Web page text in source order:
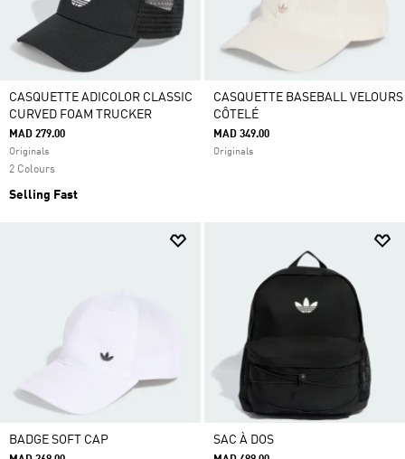
CASQUETTE ADICOLOR CLASSIC
CURVED FOAM TRUCKER
MAD 279.00
Originals
2 Colours
Selling Fast
CASQUETTE BASEBALL VELOURS
CÔTELÉ
MAD 349.00
Originals
BADGE SOFT CAP SAC À DOS